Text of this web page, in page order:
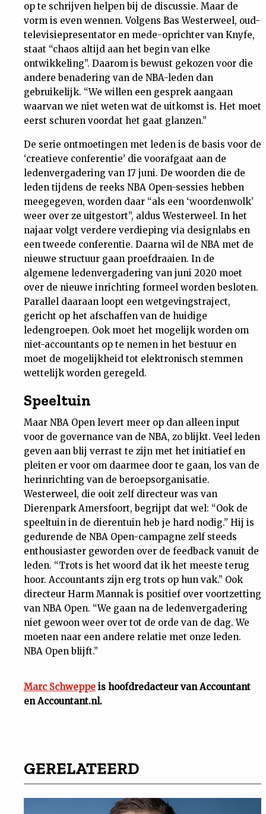
op te schrijven helpen bij de discussie. Maar de
vorm is even wennen. Volgens Bas Westerweel, oud-
televisiepresentator en mede-oprichter van Knyfe,
staat “chaos altijd aan het begin van elke
ontwikkeling”. Daarom is bewust gekozen voor die
andere benadering van de NBA-leden dan
gebruikelijk. “We willen een gesprek aangaan
waarvan we niet weten wat de uitkomst is. Het moet
eerst schuren voordat het gaat glanzen.”
De serie ontmoetingen met leden is de basis voor de
‘creatieve conferentie’ die voorafgaat aan de
ledenvergadering van 17 juni. De woorden die de
leden tijdens de reeks NBA Open-sessies hebben
meegegeven, worden daar “als een ‘woordenwolk’
weer over ze uitgestort”, aldus Westerweel. In het
najaar volgt verdere verdieping via designlabs en
een tweede conferentie. Daarna wil de NBA met de
nieuwe structuur gaan proefdraaien. In de
algemene ledenvergadering van juni 2020 moet
over de nieuwe inrichting formeel worden besloten.
Parallel daaraan loopt een wetgevingstraject,
gericht op het afschaffen van de huidige
ledengroepen. Ook moet het mogelijk worden om
niet-accountants op te nemen in het bestuur en
moet de mogelijkheid tot elektronisch stemmen
wettelijk worden geregeld.
Speeltuin
Maar NBA Open levert meer op dan alleen input
voor de governance van de NBA, zo blijkt. Veel leden
geven aan blij verrast te zijn met het initiatief en
pleiten er voor om daarmee door te gaan, los van de
herinrichting van de beroepsorganisatie.
Westerweel, die ooit zelf directeur was van
Dierenpark Amersfoort, begrijpt dat wel: “Ook de
speeltuin in de dierentuin heb je hard nodig.” Hij is
gedurende de NBA Open-campagne zelf steeds
enthousiaster geworden over de feedback vanuit de
leden. “Trots is het woord dat ik het meeste terug
hoor. Accountants zijn erg trots op hun vak.” Ook
directeur Harm Mannak is positief over voortzetting
van NBA Open. “We gaan na de ledenvergadering
niet gewoon weer over tot de orde van de dag. We
moeten naar een andere relatie met onze leden.
NBA Open blijft.”
Marc Schweppe is hoofdredacteur van Accountant
en Accountant.nl.
GERELATEERD